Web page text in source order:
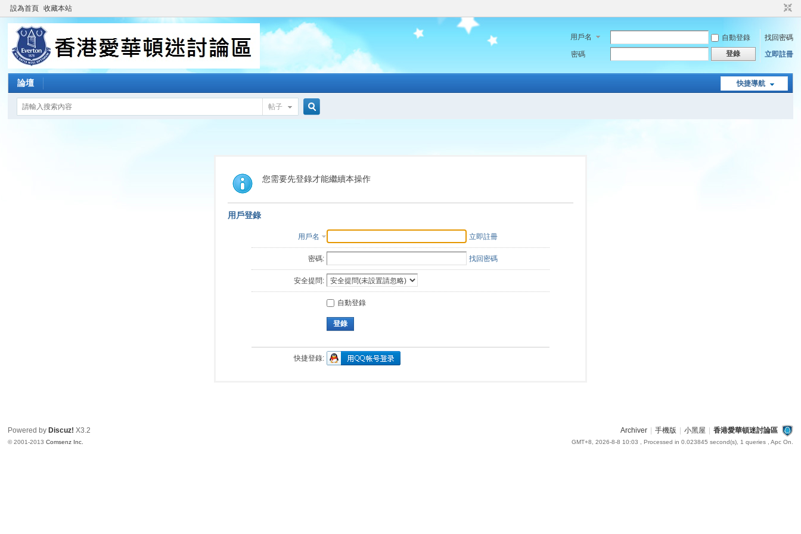
設為首頁 收藏本站
用戶名 自動登錄
找回密碼
密碼
登錄 立即註冊
快捷導航
論壇
帖子
索
您需要先登錄才能繼續本操作
用戶登錄
用戶名 立即註冊
密碼: 找回密碼
安全提問:
自動登錄
登錄
快捷登錄:
Archiver 手機版 小黑屋 香港愛華頓迷討論區
GMT+8, 2026-8-8 10:03 , Processed in 0.023845 second(s), 1 queries , Apc On.
Powered by Discuz! X3.2
© 2001-2013Comsenz Inc.